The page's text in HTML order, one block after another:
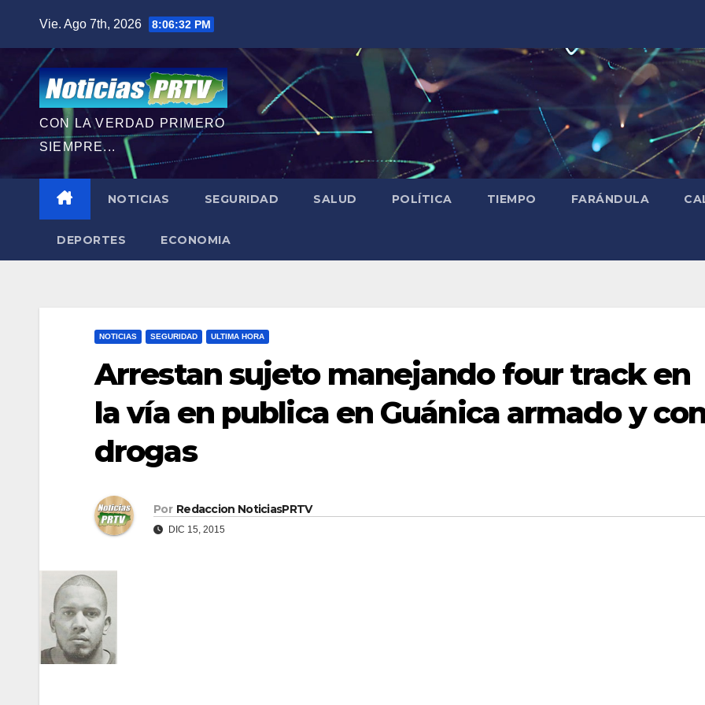
contenido
Vie. Ago 7th, 2026 8:06:33 PM
CON LA VERDAD PRIMERO
SIEMPRE...
NOTICIAS SEGURIDAD SALUD POLÍTICA TIEMPO FARÁNDULA
DEPORTES ECONOMIA
NOTICIAS SEGURIDAD ULTIMA HORA
Arrestan sujeto manejando four track en
la vía en publica en Guánica armado y
drogas
Por Redaccion NoticiasPRTV
DIC 15, 2015